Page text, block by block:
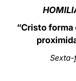
“Cristo forma